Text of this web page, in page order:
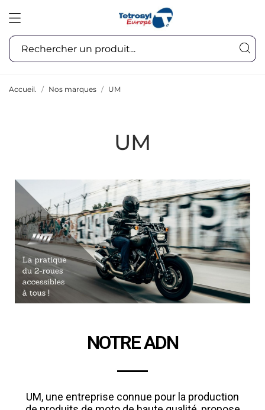
Accueil. Nos marques UM
UM
NOTRE ADN
UM, une entreprise connue pour la production